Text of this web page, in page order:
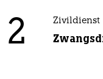
2 Zivildienst